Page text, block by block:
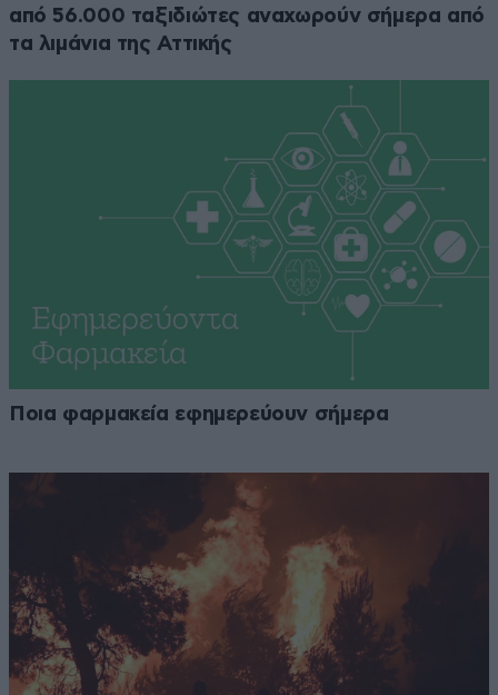
από 56.000 ταξιδιώτες αναχωρούν σήμερα από
τα λιμάνια της Αττικής
Ποια φαρμακεία εφημερεύουν σήμερα